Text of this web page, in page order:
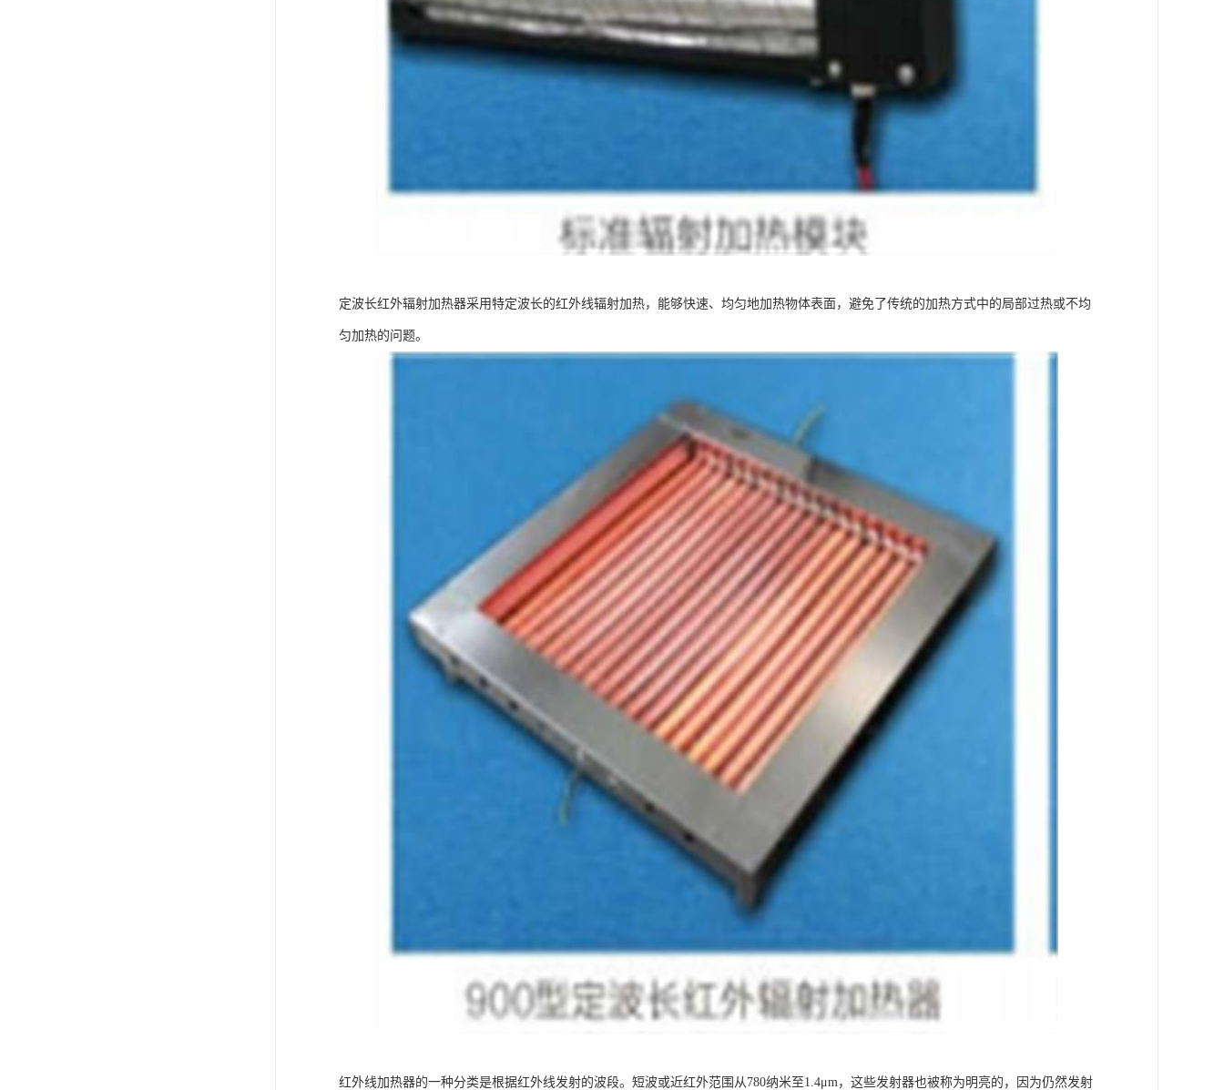
定波长红外辐射加热器采用特定波长的红外线辐射加热，能够快速、均匀地加热物体表面，避免了传统的加热方式中的局部过热或不均
匀加热的问题。
红外线加热器的一种分类是根据红外线发射的波段。短波或近红外范围从780纳米至1.4μm，这些发射器也被称为明亮的，因为仍然发射